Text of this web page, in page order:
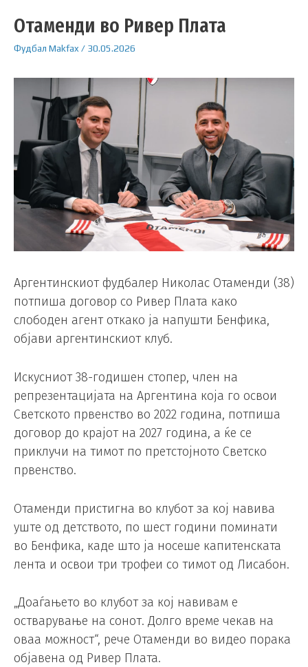
Отаменди во Ривер Плата
Фудбал Makfax/ 30.05.2026
Аргентинскиот фудбалер Николас Отаменди (38)
потпиша договор со Ривер Плата како
слободен агент откако ја напушти Бенфика,
објави аргентинскиот клуб.
Искусниот 38-годишен стопер, член на
репрезентацијата на Аргентина која го освои
Светското првенство во 2022 година, потпиша
договор до крајот на 2027 година, а ќе се
приклучи на тимот по претстојното Светско
првенство.
Отаменди пристигна во клубот за кој навива
уште од детството, по шест години поминати
во Бенфика, каде што ја носеше капитенската
лента и освои три трофеи со тимот од Лисабон.
„Доаѓањето во клубот за кој навивам е
остварување на сонот. Долго време чекав на
оваа можност“, рече Отаменди во видео порака
објавена од Ривер Плата.